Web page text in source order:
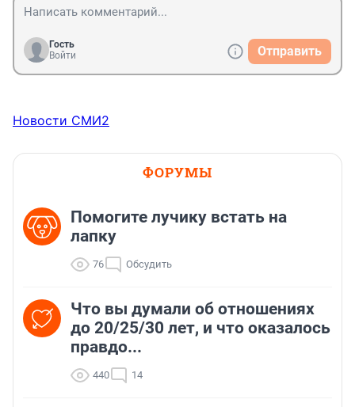
Гость
Войти
Отправить
Новости СМИ2
ФОРУМЫ
Помогите лучику встать на
лапку
76 Обсудить
Что вы думали об отношениях
до 20/25/30 лет, и что оказалось
правдо...
440 14